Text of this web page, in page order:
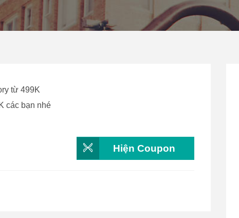
từ 499K
các bạn nhé
Hiện Coupon